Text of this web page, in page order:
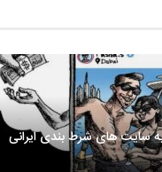
سایت های شرط بندی ایرانی